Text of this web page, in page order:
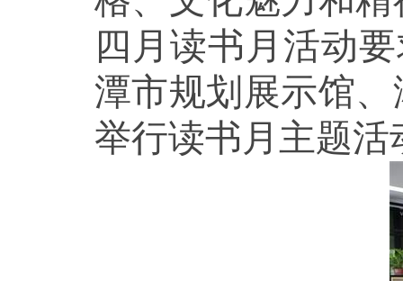
四月读书月活动
潭市规划展示馆
举行读书月主题活